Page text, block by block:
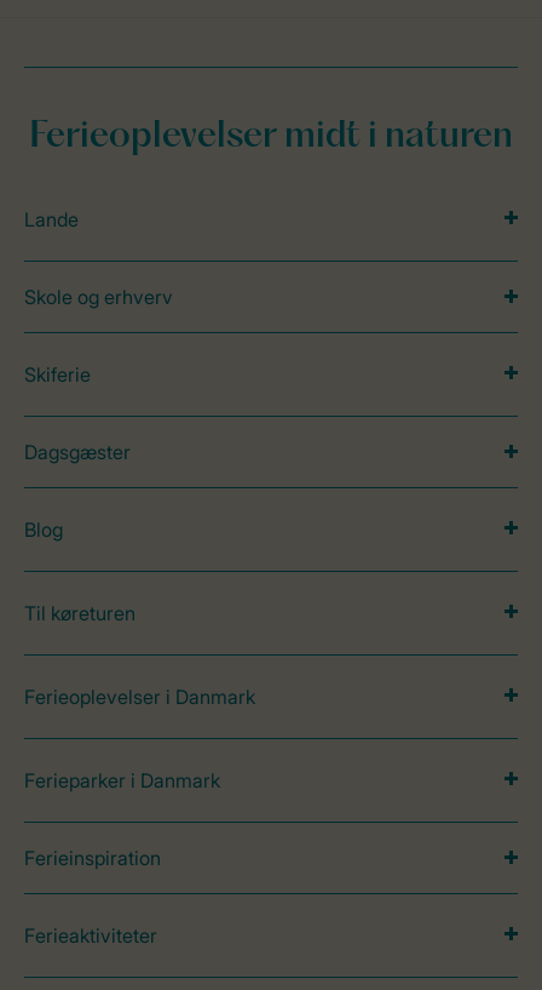
Ferieoplevelser midt i naturen
Lande
Skole og erhverv
Skiferie
Dagsgæster
Blog
Til køreturen
Ferieoplevelser i Danmark
Ferieparker i Danmark
Ferieinspiration
Ferieaktiviteter